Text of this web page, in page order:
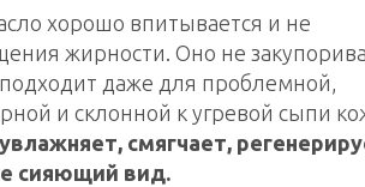
хорошо впитывается и не
жирности. Оно не
даже для проблемной,
и склонной к угревой сыпи
смягчает,
сияющий вид.